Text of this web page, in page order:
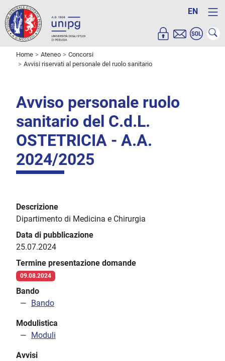
EN
Home Ateneo
Concorsi
Avvisi riservati al personale del ruolo sanitario
Avviso personale ruolo
sanitario del C.d.L.
OSTETRICIA - A.A.
2024/2025
Descrizione
Dipartimento di Medicina e Chirurgia
Data di pubblicazione
25.07.2024
Termine presentazione domande
09.08.2024
Bando
Bando
Modulistica
Moduli
Avvisi